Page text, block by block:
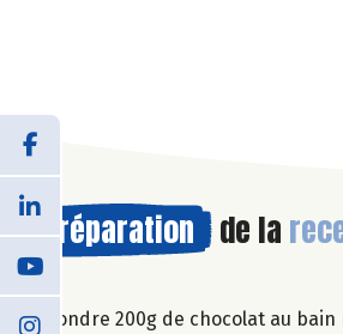
Préparation de la
Fondre 200g de chocolat au bain